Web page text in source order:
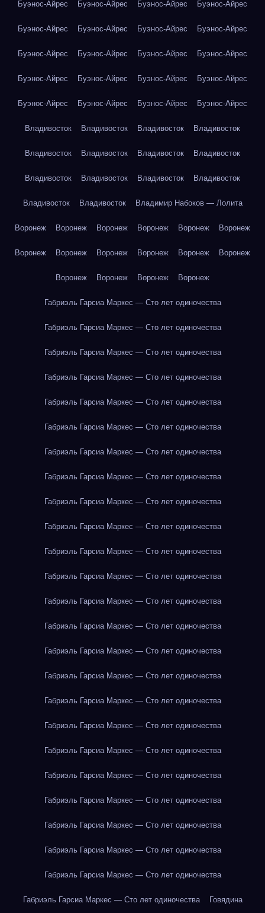
Буэнос-Айрес Буэнос-Айрес Буэнос-Айрес Буэнос-Айрес
Буэнос-Айрес Буэнос-Айрес Буэнос-Айрес Буэнос-Айрес
Буэнос-Айрес Буэнос-Айрес Буэнос-Айрес Буэнос-Айрес
Буэнос-Айрес Буэнос-Айрес Буэнос-Айрес Буэнос-Айрес
Буэнос-Айрес Буэнос-Айрес Буэнос-Айрес Буэнос-Айрес
Владивосток Владивосток Владивосток Владивосток
Владивосток Владивосток Владивосток Владивосток
Владивосток Владивосток Владивосток Владивосток
Владивосток Владивосток Владимир Набоков — Лолита
Воронеж Воронеж Воронеж Воронеж Воронеж Воронеж
Воронеж Воронеж Воронеж Воронеж Воронеж Воронеж
Воронеж Воронеж Воронеж Воронеж
Габриэль Гарсиа Маркес — Сто лет одиночества
Габриэль Гарсиа Маркес — Сто лет одиночества
Габриэль Гарсиа Маркес — Сто лет одиночества
Габриэль Гарсиа Маркес — Сто лет одиночества
Габриэль Гарсиа Маркес — Сто лет одиночества
Габриэль Гарсиа Маркес — Сто лет одиночества
Габриэль Гарсиа Маркес — Сто лет одиночества
Габриэль Гарсиа Маркес — Сто лет одиночества
Габриэль Гарсиа Маркес — Сто лет одиночества
Габриэль Гарсиа Маркес — Сто лет одиночества
Габриэль Гарсиа Маркес — Сто лет одиночества
Габриэль Гарсиа Маркес — Сто лет одиночества
Габриэль Гарсиа Маркес — Сто лет одиночества
Габриэль Гарсиа Маркес — Сто лет одиночества
Габриэль Гарсиа Маркес — Сто лет одиночества
Габриэль Гарсиа Маркес — Сто лет одиночества
Габриэль Гарсиа Маркес — Сто лет одиночества
Габриэль Гарсиа Маркес — Сто лет одиночества
Габриэль Гарсиа Маркес — Сто лет одиночества
Габриэль Гарсиа Маркес — Сто лет одиночества
Габриэль Гарсиа Маркес — Сто лет одиночества
Габриэль Гарсиа Маркес — Сто лет одиночества
Габриэль Гарсиа Маркес — Сто лет одиночества
Габриэль Гарсиа Маркес — Сто лет одиночества
Габриэль Гарсиа Маркес — Сто лет одиночества Говядина